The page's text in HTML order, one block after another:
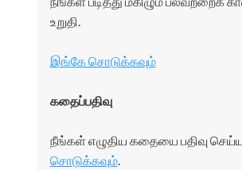
உறுதி.
இங்கே சொடுக்கவும்
கதைப்பதிவு
நீங்கள் எழுதிய கதையை பதிவு
சொடுக்கவும்.